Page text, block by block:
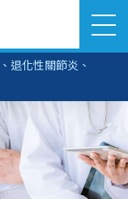
立即搜尋
、 退化性關節炎 、